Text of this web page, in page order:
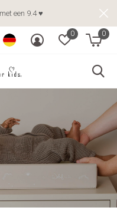
0 0
een 9.4 ♥